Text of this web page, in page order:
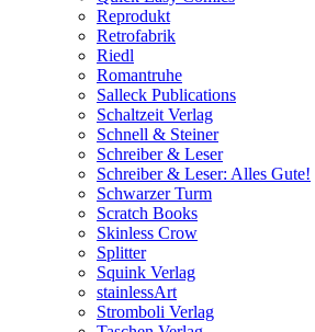
Reprodukt
Retrofabrik
Riedl
Romantruhe
Salleck Publications
Schaltzeit Verlag
Schnell & Steiner
Schreiber & Leser
Schreiber & Leser: Alles Gute!
Schwarzer Turm
Scratch Books
Skinless Crow
Splitter
Squink Verlag
stainlessArt
Stromboli Verlag